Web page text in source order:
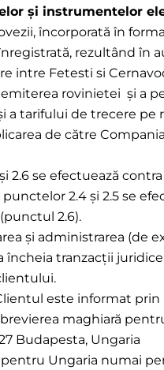
și instrumentelor
încorporată în
rezultând în
intre Fetesti si
rovinietei și a
a tarifului de trecere
de către
2.6 se efectuează
2.4 și 2.5 se
2.6).
și administrarea
tranzacții
este informat
maghiară
Budapesta, Ungaria
Ungaria numai